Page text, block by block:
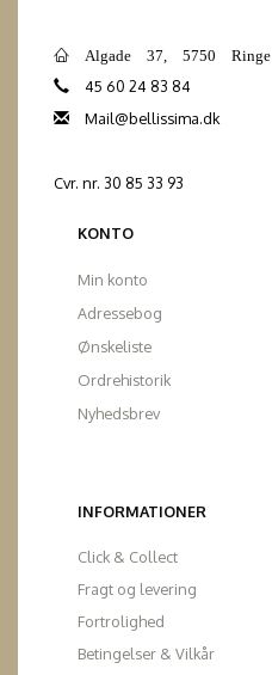
Algade 37, 5750 Ringe
45 60 24 83 84
Mail@bellissima.dk
Cvr. nr. 30 85 33 93
KONTO
Min konto
Adressebog
Ønskeliste
Ordrehistorik
Nyhedsbrev
INFORMATIONER
Click & Collect
Fragt og levering
Fortrolighed
Betingelser & Vilkår